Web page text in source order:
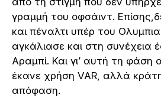
γραμμή του οφσάιντ.
και πέναλτι υπέρ του
αγκάλιασε και στη συνέχεια
Αραμπί. Και γι’ αυτή τη φάση
έκανε χρήση VAR, αλλά
απόφαση.